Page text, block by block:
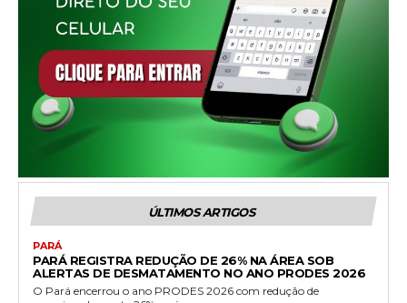
ÚLTIMOS ARTIGOS
PARÁ
PARÁ REGISTRA REDUÇÃO DE 26% NA ÁREA SOB
ALERTAS DE DESMATAMENTO NO ANO PRODES 2026
O Pará encerrou o ano PRODES 2026 com redução de